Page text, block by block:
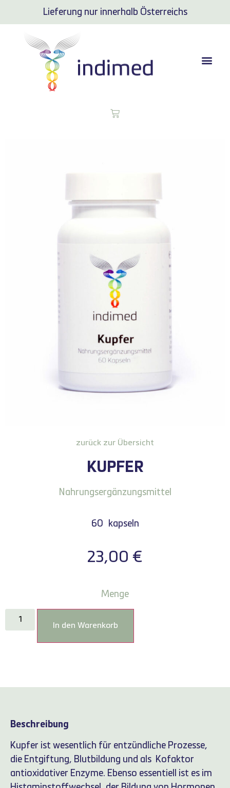
Lieferung nur innerhalb Österreichs
zurück zur Übersicht
KUPFER
Nahrungsergänzungsmittel
60 kapseln
23,00 €
Menge
In den Warenkorb
Beschreibung
Kupfer ist wesentlich für entzündliche Prozesse,
die Entgiftung, Blutbildung und als Kofaktor
antioxidativer Enzyme. Ebenso essentiell ist es im